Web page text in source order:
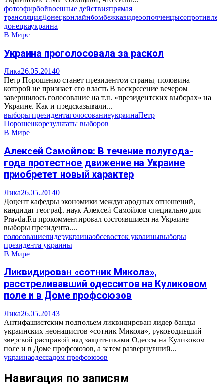
фотоэфирбойвоенные действияпрямая
трансляцияДонецконлайнбомбежкавидеоополченцы
донецкаукраина
В Мире
Украина проголосовала за раскол
Лика26.05.20140
Петр Порошенко станет президентом страны, половина
которой не признает его власть В воскресение вечером
завершилось голосование на т.н. «президентских выборах» на
Украине. Как и предсказывали...
выборы президентаголосованиеукраинаПетр
Порошенкорезультаты выборов
В Мире
Алексей Самойлов: В течение полугода-
года протестное движение на Украине
приобретет новый характер
Лика26.05.20140
Доцент кафедры экономики международных отношений,
кандидат географ. наук Алексей Самойлов специально для
Pravda.Ru прокомментировал состоявшиеся на Украине
выборы президента....
голосованиелидерукраинаобсевосток украинывыборы
президента украины
В Мире
Ликвидирован «сотник Микола»,
расстреливавший одесситов на Куликовом
поле и в Доме профсоюзов
Лика26.05.20143
Антифашистским подпольем ликвидирован лидер банды
украинских неонацистов «сотник Микола», руководивший
зверской расправой над защитниками Одессы на Куликовом
поле и в Доме профсоюзов, а затем развернувший...
украинаодессадом профсоюзов
Навигация по записям